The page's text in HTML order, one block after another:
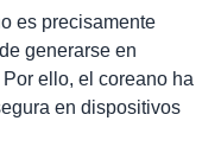
es precisamente
generarse en
ello, el coreano ha
en dispositivos